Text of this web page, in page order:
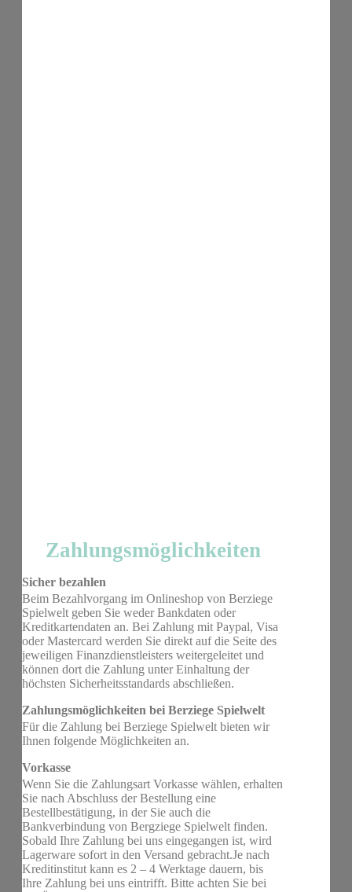
Zahlungsmöglichkeiten
Sicher bezahlen
Beim Bezahlvorgang im Onlineshop von Berziege
Spielwelt geben Sie weder Bankdaten oder
Kreditkartendaten an. Bei Zahlung mit Paypal, Visa
oder Mastercard werden Sie direkt auf die Seite des
jeweiligen Finanzdienstleisters weitergeleitet und
können dort die Zahlung unter Einhaltung der
höchsten Sicherheitsstandards abschließen.
Zahlungsmöglichkeiten bei Berziege Spielwelt
Für die Zahlung bei Berziege Spielwelt bieten wir
Ihnen folgende Möglichkeiten an.
Vorkasse
Wenn Sie die Zahlungsart Vorkasse wählen, erhalten
Sie nach Abschluss der Bestellung eine
Bestellbestätigung, in der Sie auch die
Bankverbindung von Bergziege Spielwelt finden.
Sobald Ihre Zahlung bei uns eingegangen ist, wird
Lagerware sofort in den Versand gebracht.Je nach
Kreditinstitut kann es 2 – 4 Werktage dauern, bis
Ihre Zahlung bei uns eintrifft. Bitte achten Sie bei